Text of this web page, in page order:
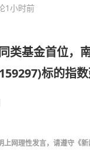
1小时前
类基金首位，
标的指
上网理性发言，请遵守 《